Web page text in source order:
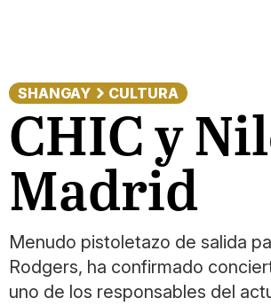
SHANGAY CULTURA
CHIC y
Madrid
Menudo pistoletazo de salida
Rodgers, ha confirmado
uno de los responsables del